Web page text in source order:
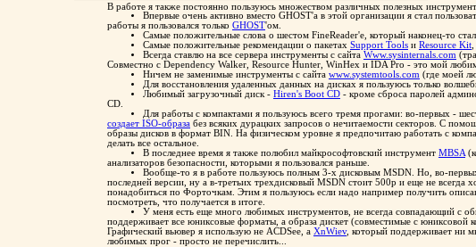
В работе я также постоянно пользуюсь множеством различных полезных
Впервые очень активно вместо GHOST'а в этой организации я стал
работы я пользовался только GHOST'ом.
Самые положительные слова о шестом FineReader'e, который наконец-то
Самые положительные рекомендации о пакетах Support Tools и Resource Kit
Всегда ставлю на все сервера инструменты с сайта Www.sysinternals.com
Совместно с Dependency Walker, Resource Hunter, WinHex и IDA Pro - это мой
Ничем не заменимые инструменты с сайта www.systemtools.com (где моей
Для восстановления удаленных данных на дисках я пользуюсь только
Любимый загрузочный диск - Hiren's Boot CD - кроме сброса паролей
CD.
Для работы с компактами я пользуюсь всего тремя прогами: во-первых -
создает ISO-образа без всяких дурацких запросов о нечитаемости секторов. С
образы дисков в формат BIN. На физическом уровне я предпочитаю работать с
делать все остальное.
В последнее время я также полюбил майкрософтовский инструмент MBSA
анализаторов безопасности, которыми я пользовался раньше.
Вообще-то я в работе пользуюсь полным 3-х дисковым MSDN. Но, во-
последней версии, ну а в-третьих трехдисковый MSDN стоит 500р и еще не
понадобиться по Форточкам. Этим я пользуюсь если надо например получить
посмотреть, что получается в итоге.
У меня есть еще много любимых инструментов, не всегда совпадающий с
поддерживает все юниксовые форматы, а образа дискет (совместимые с
Графический вьювер я использую не ACDSee, а XnWiev, который поддерживает ни
любимых прог - просто не перечислить...